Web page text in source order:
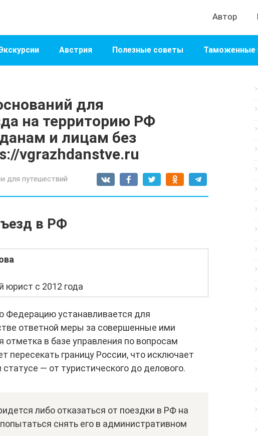
Автор
Австрия Полезные советы Таможенные
для
на территорию РФ
и лицам без
vgrazhdanstve.ru
для путешествий
в РФ
юрист с 2012 года
Федерацию устанавливается для
ответной меры за совершенные ими
отметка в базе управления по вопросам
пересекать границу России, что исключает
— от туристического до делового.
либо отказаться от поездки в РФ на
снять его в административном